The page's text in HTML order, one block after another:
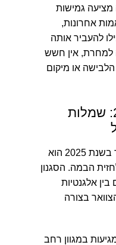
מציעה גמישות
אחרונות,
להעביר אותה
למחרת, אין חשש
הלבישה או מיקום
הטרנד החם של 2025: שמלות
אחד הטרנדים הבולטים ביותר בשנת 2025 הוא
הבמה. הסגנון
אלגנטיות
בצורה
במגוון רחב